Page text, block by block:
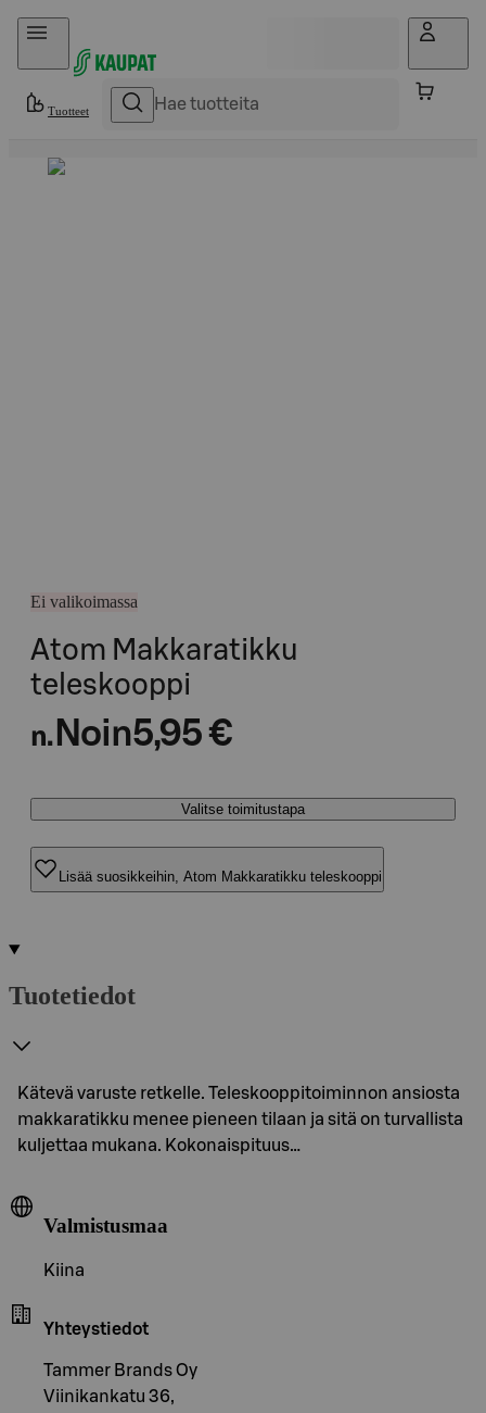
Hyppää sisältöön
Tuotteet
Ei valikoimassa
Atom Makkaratikku
teleskooppi
n. Noin5,95 €
Valitse toimitustapa
Lisää suosikkeihin, Atom Makkaratikku teleskooppi
Tuotetiedot
Kätevä varuste retkelle. Teleskooppitoiminnon ansiosta
makkaratikku menee pieneen tilaan ja sitä on turvallista
kuljettaa mukana. Kokonaispituus…
Valmistusmaa
Kiina
Yhteystiedot
Tammer Brands Oy
Viinikankatu 36,